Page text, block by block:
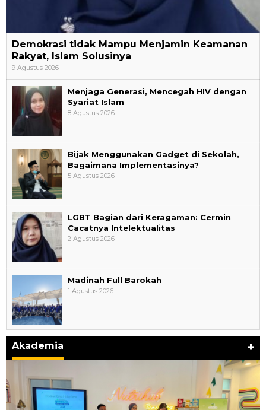
Demokrasi tidak Mampu Menjamin Keamanan
Rakyat, Islam Solusinya
9 Agustus 2026
Menjaga Generasi, Mencegah HIV dengan
Syariat Islam
8 Agustus 2026
Bijak Menggunakan Gadget di Sekolah,
Bagaimana Implementasinya?
5 Agustus 2026
LGBT Bagian dari Keragaman: Cermin
Cacatnya Intelektualitas
2 Agustus 2026
Madinah Full Barokah
1 Agustus 2026
Akademia +